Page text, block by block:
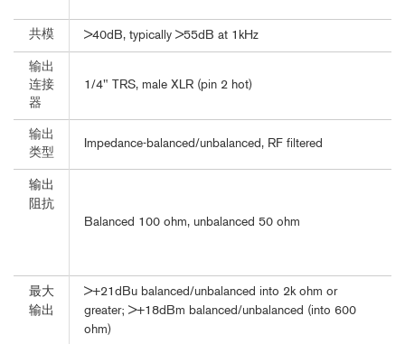
共模 >40dB, typically >55dB at 1kHz
输出
连接
器
1/4" TRS, male XLR (pin 2 hot)
输出
类型
Impedance-balanced/unbalanced, RF filtered
输出
阻抗
Balanced 100 ohm, unbalanced 50 ohm
最大
输出
>+21dBu balanced/unbalanced into 2k ohm or
greater; >+18dBm balanced/unbalanced (into 600
ohm)